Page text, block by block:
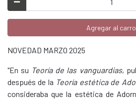
Agregar al carro
NOVEDAD MARZO 2025
"En su Teoría de las vanguardias,
después de la Teoría estética de
consideraba que la estética de